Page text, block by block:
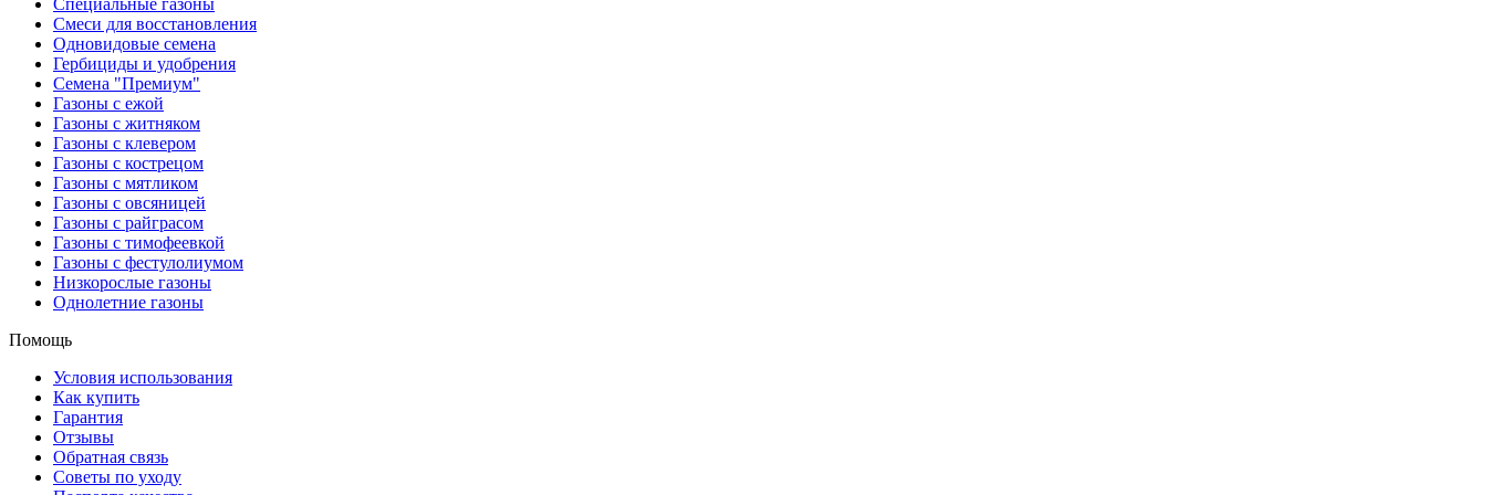
Смеси для восстановления
Одновидовые семена
Гербициды и удобрения
Cемена "Премиум"
Газоны с ежой
Газоны с житняком
Газоны с клевером
Газоны с кострецом
Газоны с мятликом
Газоны с овсяницей
Газоны с райграсом
Газоны с тимофеевкой
Газоны с фестулолиумом
Низкорослые газоны
Однолетние газоны
Помощь
Условия использования
Как купить
Гарантия
Отзывы
Обратная связь
Советы по уходу